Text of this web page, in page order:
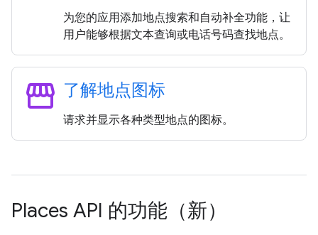
为您的应用添加地点搜索和自动补全功能，让
用户能够根据文本查询或电话号码查找地点。
storefront 了解地点图标
请求并显示各种类型地点的图标。
Places API 的功能（新）